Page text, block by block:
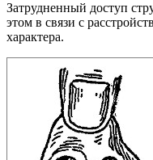
Затрудненный доступ
этом в связи с
характера.